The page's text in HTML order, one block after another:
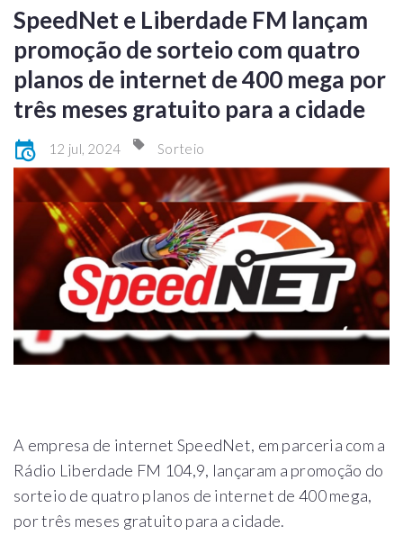
SpeedNet e Liberdade FM lançam
promoção de sorteio com quatro
planos de internet de 400 mega por
três meses gratuito para a cidade
12 jul, 2024 Sorteio
A empresa de internet SpeedNet, em parceria com a
Rádio Liberdade FM 104,9, lançaram a promoção do
sorteio de quatro planos de internet de 400 mega,
por três meses gratuito para a cidade.